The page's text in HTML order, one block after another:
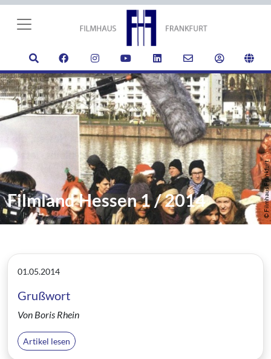
© Filmhaus Frankfurt
Filmland Hessen 1 / 2014
01.05.2014
Grußwort
Von Boris Rhein
Artikel lesen